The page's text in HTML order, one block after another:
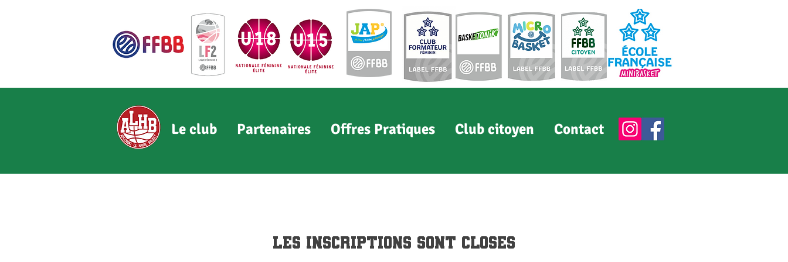
Le club Partenaires Offres Pratiques Club citoyen Contact
Les inscriptions sont closes